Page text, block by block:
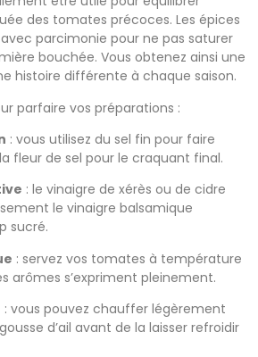
des tomates précoces. Les épices
parcimonie pour ne pas saturer
bouchée. Vous obtenez ainsi une
histoire différente à chaque saison.
parfaire vos préparations :
: vous utilisez du sel fin pour faire
fleur de sel pour le craquant final.
: le vinaigre de xérès ou de cidre
le vinaigre balsamique
sucré.
: servez vos tomates à température
arômes s’expriment pleinement.
: vous pouvez chauffer légèrement
d’ail avant de la laisser refroidir